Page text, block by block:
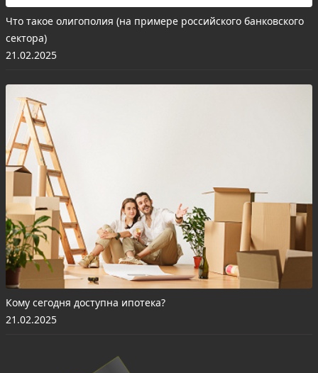
Что такое олигополия (на примере российского банковского
сектора)
21.02.2025
Кому сегодня доступна ипотека?
21.02.2025